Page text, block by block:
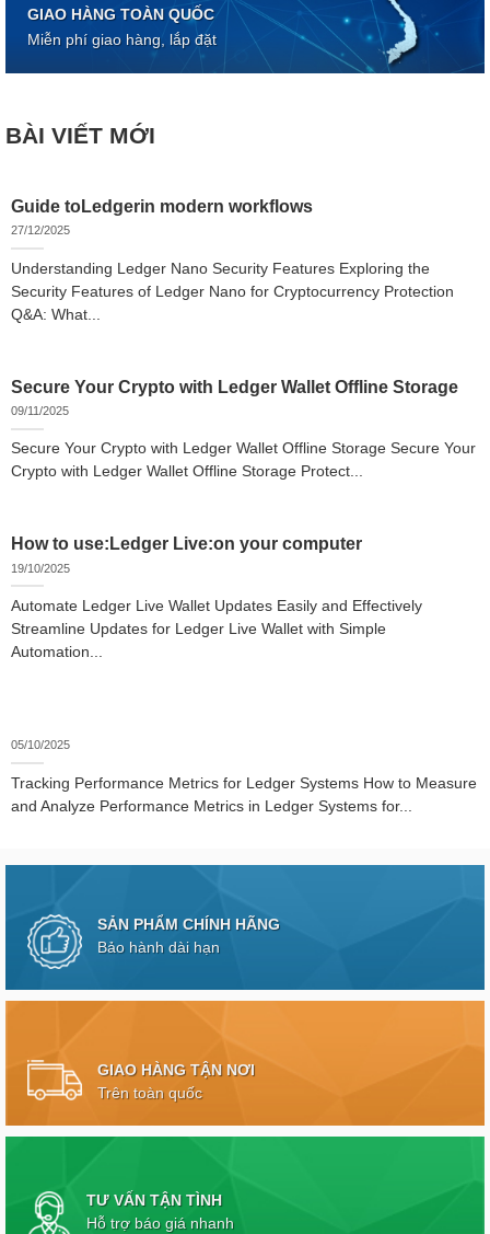
GIAO HÀNG TOÀN QUỐC
Miễn phí giao hàng, lắp đặt
BÀI VIẾT MỚI
Guide toLedgerin modern workflows
27/12/2025
Understanding Ledger Nano Security Features Exploring the
Security Features of Ledger Nano for Cryptocurrency Protection
Q&A: What...
Secure Your Crypto with Ledger Wallet Offline Storage
09/11/2025
Secure Your Crypto with Ledger Wallet Offline Storage Secure Your
Crypto with Ledger Wallet Offline Storage Protect...
How to use:Ledger Live:on your computer
19/10/2025
Automate Ledger Live Wallet Updates Easily and Effectively
Streamline Updates for Ledger Live Wallet with Simple
Automation...
05/10/2025
Tracking Performance Metrics for Ledger Systems How to Measure
and Analyze Performance Metrics in Ledger Systems for...
SẢN PHẨM CHÍNH HÃNG
Bảo hành dài hạn
GIAO HÀNG TẬN NƠI
Trên toàn quốc
TƯ VẤN TẬN TÌNH
Hỗ trợ báo giá nhanh